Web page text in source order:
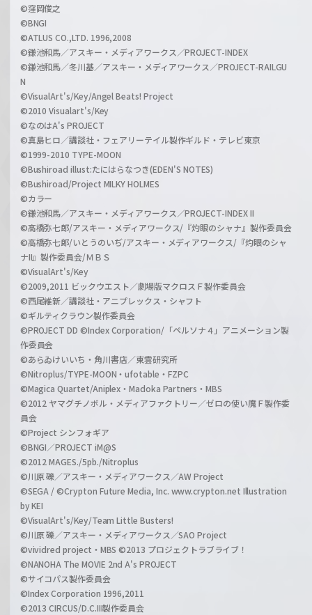
©窪岡俊之
©BNGI
©ATLUS CO.,LTD. 1996,2008
©鎌池和馬／アスキー・メディアワークス／PROJECT-INDEX
©鎌池和馬／冬川基／アスキー・メディアワークス／PROJECT-RAILGU
N
©VisualArt's/Key/Angel Beats! Project
©2010 Visualart's/Key
©なのはA's PROJECT
©真島ヒロ／講談社・フェアリーテイル製作ギルド・テレビ東京
©1999-2010 TYPE-MOON
©Bushiroad illust:たにはらなつき(EDEN'S NOTES)
©Bushiroad/Project MILKY HOLMES
©カラー
©鎌池和馬／アスキー・メディアワークス／PROJECT-INDEX II
©高橋弥七郎/アスキー・メディアワークス/『灼眼のシャナ』製作委員会
©高橋弥七郎/いとうのいぢ/アスキー・メディアワークス/『灼眼のシャ
ナII』製作委員会/ＭＢＳ
©VisualArt's/Key
©2009,2011 ビックウエスト／劇場版マクロスＦ製作委員会
©西尾維新／講談社・アニプレックス・シャフト
©ギルティクラウン製作委員会
©PROJECT DD ©Index Corporation/「ペルソナ４」アニメーション製
作委員会
©あらゐけいいち・角川書店／東雲研究所
©Nitroplus/TYPE-MOON・ufotable・FZPC
©Magica Quartet/Aniplex・Madoka Partners・MBS
©2012 ヤマグチノボル・メディアファクトリー／ゼロの使い魔Ｆ製作委
員会
©Project シンフォギア
©BNGI／PROJECT iM@S
©2012 MAGES./5pb./Nitroplus
©川原 礫／アスキー・メディアワークス／AW Project
©SEGA / ©Crypton Future Media, Inc. www.crypton.net Illustration
by KEI
©VisualArt's/Key/Team Little Busters!
©川原 礫／アスキー・メディアワークス／SAO Project
©vividred project・MBS ©2013 プロジェクトラブライブ！
©NANOHA The MOVIE 2nd A's PROJECT
©サイコパス製作委員会
©Index Corporation 1996,2011
©2013 CIRCUS/D.C.III製作委員会